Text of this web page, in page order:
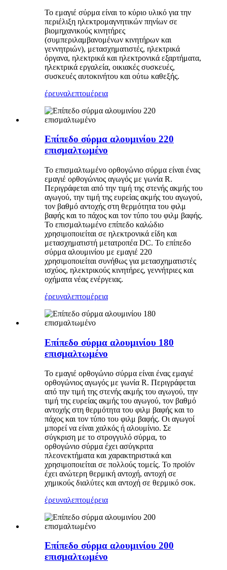
Το εμαγιέ σύρμα είναι το κύριο υλικό για την
περιέλιξη ηλεκτρομαγνητικών πηνίων σε
βιομηχανικούς κινητήρες
(συμπεριλαμβανομένων κινητήρων και
γεννητριών), μετασχηματιστές, ηλεκτρικά
όργανα, ηλεκτρικά και ηλεκτρονικά εξαρτήματα,
ηλεκτρικά εργαλεία, οικιακές συσκευές,
συσκευές αυτοκινήτου και ούτω καθεξής.
έρευναλεπτομέρεια
Επίπεδο σύρμα αλουμινίου 220
επισμαλτωμένο
Το επισμαλτωμένο ορθογώνιο σύρμα είναι ένας
εμαγιέ ορθογώνιος αγωγός με γωνία R.
Περιγράφεται από την τιμή της στενής ακμής του
αγωγού, την τιμή της ευρείας ακμής του αγωγού,
τον βαθμό αντοχής στη θερμότητα του φιλμ
βαφής και το πάχος και τον τύπο του φιλμ βαφής.
Το επισμαλτωμένο επίπεδο καλώδιο
χρησιμοποιείται σε ηλεκτρονικά είδη και
μετασχηματιστή μετατροπέα DC. Το επίπεδο
σύρμα αλουμινίου με εμαγιέ 220
χρησιμοποιείται συνήθως για μετασχηματιστές
ισχύος, ηλεκτρικούς κινητήρες, γεννήτριες και
οχήματα νέας ενέργειας.
έρευναλεπτομέρεια
Επίπεδο σύρμα αλουμινίου 180
επισμαλτωμένο
Το εμαγιέ ορθογώνιο σύρμα είναι ένας εμαγιέ
ορθογώνιος αγωγός με γωνία R. Περιγράφεται
από την τιμή της στενής ακμής του αγωγού, την
τιμή της ευρείας ακμής του αγωγού, τον βαθμό
αντοχής στη θερμότητα του φιλμ βαφής και το
πάχος και τον τύπο του φιλμ βαφής. Οι αγωγοί
μπορεί να είναι χαλκός ή αλουμίνιο. Σε
σύγκριση με το στρογγυλό σύρμα, το
ορθογώνιο σύρμα έχει ασύγκριτα
πλεονεκτήματα και χαρακτηριστικά και
χρησιμοποιείται σε πολλούς τομείς. Το προϊόν
έχει ανώτερη θερμική αντοχή, αντοχή σε
χημικούς διαλύτες και αντοχή σε θερμικό σοκ.
έρευναλεπτομέρεια
Επίπεδο σύρμα αλουμινίου 200
επισμαλτωμένο